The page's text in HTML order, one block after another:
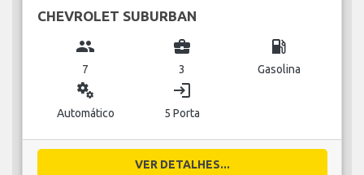
CHEVROLET SUBURBAN
group
7
business_center
3
local_gas_station
Gasolina
miscellaneous_services
Automático
login
5 Porta
VER DETALHES...